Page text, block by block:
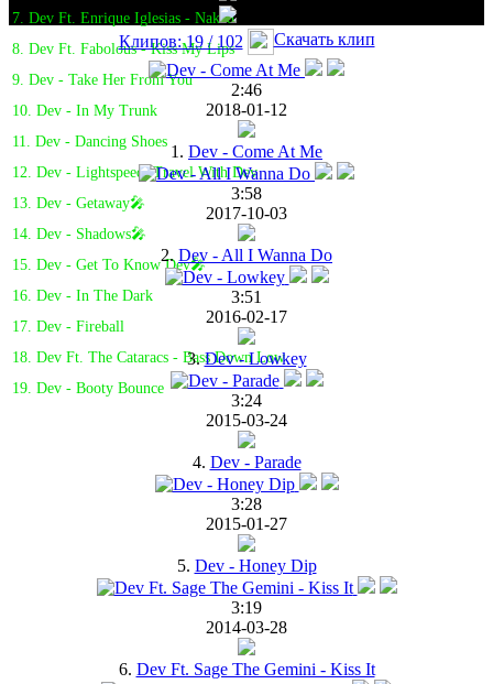
7. Dev Ft. Enrique Iglesias - Naked
8. Dev Ft. Fabolous - Kiss My Lips
9. Dev - Take Her From You
10. Dev - In My Trunk
11. Dev - Dancing Shoes
12. Dev - Lightspeed: Travel With Dev
13. Dev - Getaway🎤
14. Dev - Shadows🎤
15. Dev - Get To Know Dev🎤
16. Dev - In The Dark
17. Dev - Fireball
18. Dev Ft. The Cataracs - Bass Down Low
19. Dev - Booty Bounce
Клипов: 19 / 102 Скачать клип
2:46
2018-01-12
1. Dev - Come At Me
3:58
2017-10-03
2. Dev - All I Wanna Do
3:51
2016-02-17
3.Dev - Lowkey
3:24
2015-03-24
4. Dev - Parade
3:28
2015-01-27
5. Dev - Honey Dip
3:19
2014-03-28
6. Dev Ft. Sage The Gemini - Kiss It